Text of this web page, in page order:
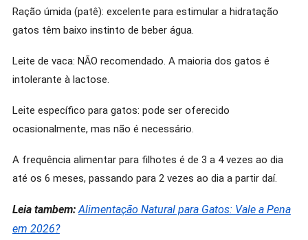
Ração úmida (patê): excelente para estimular a hidratação
gatos têm baixo instinto de beber água.
Leite de vaca: NÃO recomendado. A maioria dos gatos é
intolerante à lactose.
Leite específico para gatos: pode ser oferecido
ocasionalmente, mas não é necessário.
A frequência alimentar para filhotes é de 3 a 4 vezes ao dia
até os 6 meses, passando para 2 vezes ao dia a partir daí.
Leia tambem: Alimentação Natural para Gatos: Vale a Pena
em 2026?